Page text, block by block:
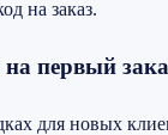
на заказ.
первый
для новых